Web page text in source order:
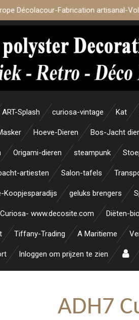
Décolacour-Fabrication artisanal-
ART-Splash curiosa-vintage Kat
Hoeve-Dieren Bos-Jacht
Origami-dieren steampunk
artiesten Salon-tafels
Koopjesparadijs geluks brengers
www.decosite.com Diëten-
Tiffany-Trading A Maritieme
Inloggen om prijzen te zien
ADH7